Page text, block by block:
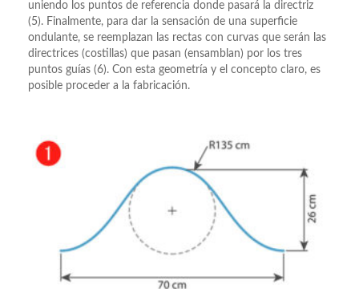
uniendo los puntos de referencia donde pasará la directriz
(5). Finalmente, para dar la sensación de una superficie
ondulante, se reemplazan las rectas con curvas que serán las
directrices (costillas) que pasan (ensamblan) por los tres
puntos guías (6). Con esta geometría y el concepto claro, es
posible proceder a la fabricación.